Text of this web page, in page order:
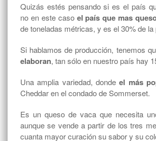
Quizás estés pensando si es el país
no en este caso el país que mas
de toneladas métricas, y es el 30% de
Si hablamos de producción, tenemos
elaboran, tan sólo en nuestro país hay
Una amplia variedad, dondeel más
Cheddar en el condado de Sommerset.
Es un queso de vaca que necesita
aunque se vende a partir de los tres
cuanta mayor curación su sabor y su